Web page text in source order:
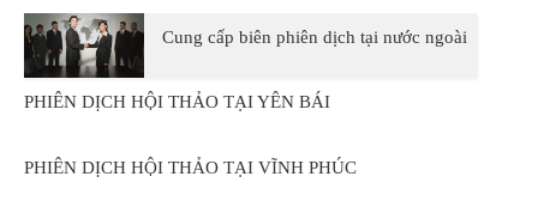
Cung cấp biên phiên dịch tại nước ngoài
PHIÊN DỊCH HỘI THẢO TẠI YÊN BÁI
PHIÊN DỊCH HỘI THẢO TẠI VĨNH PHÚC